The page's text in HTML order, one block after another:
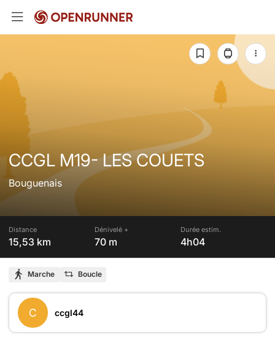
CCGL M19- LES COUETS
Bouguenais
Distance
15,53 km
Dénivelé +
70 m
Durée estim.
4h04
Marche Boucle
C ccgl44